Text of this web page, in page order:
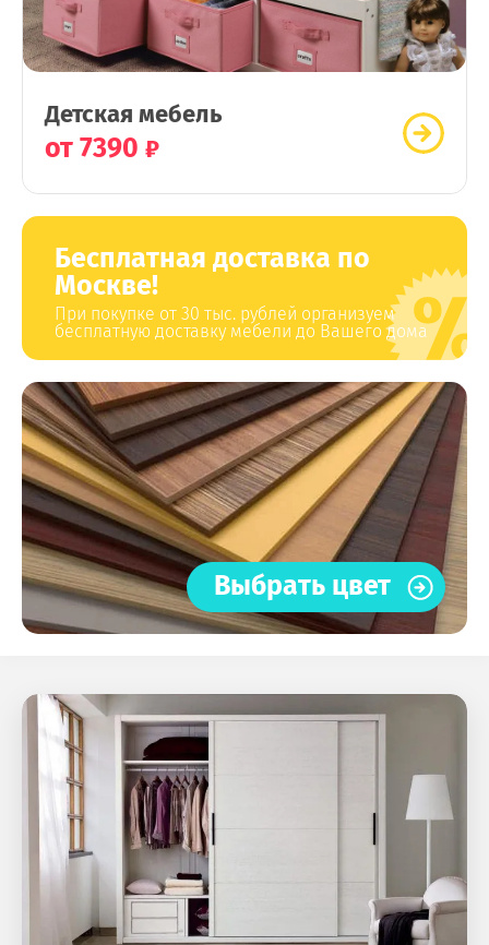
Детская мебель
от 7390
Бесплатная доставка по
Москве!
При покупке от 30 тыс. рублей организуем
бесплатную доставку мебели до Вашего дома
Выбрать цвет